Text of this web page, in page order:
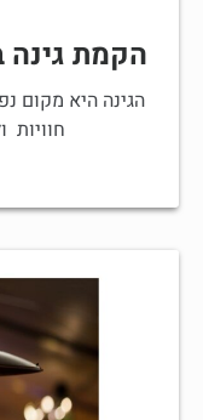
הקמת גינה
הגינה היא מקום